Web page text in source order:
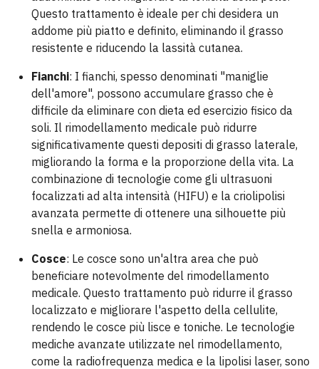
Questo trattamento è ideale per chi desidera un
addome più piatto e definito, eliminando il grasso
resistente e riducendo la lassità cutanea.
Fianchi: I fianchi, spesso denominati "maniglie
dell'amore", possono accumulare grasso che è
difficile da eliminare con dieta ed esercizio fisico da
soli. Il rimodellamento medicale può ridurre
significativamente questi depositi di grasso laterale,
migliorando la forma e la proporzione della vita. La
combinazione di tecnologie come gli ultrasuoni
focalizzati ad alta intensità (HIFU) e la criolipolisi
avanzata permette di ottenere una silhouette più
snella e armoniosa.
Cosce: Le cosce sono un'altra area che può
beneficiare notevolmente del rimodellamento
medicale. Questo trattamento può ridurre il grasso
localizzato e migliorare l'aspetto della cellulite,
rendendo le cosce più lisce e toniche. Le tecnologie
mediche avanzate utilizzate nel rimodellamento,
come la radiofrequenza medica e la lipolisi laser, sono